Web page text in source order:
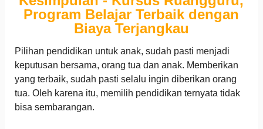
Program Belajar Terbaik dengan
Biaya Terjangkau
Pilihan pendidikan untuk anak, sudah pasti menjadi
keputusan bersama, orang tua dan anak. Memberikan
yang terbaik, sudah pasti selalu ingin diberikan orang
tua. Oleh karena itu, memilih pendidikan ternyata tidak
bisa sembarangan.